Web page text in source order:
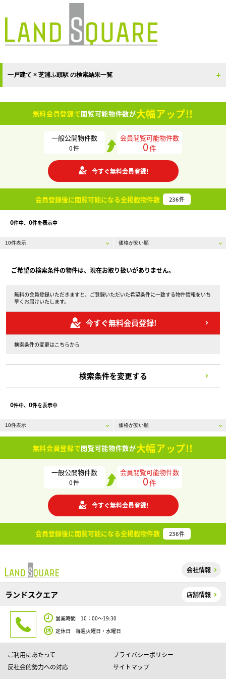
一戸建て × 芝浦ふ頭駅 の検索結果一覧
無料会員登録で閲覧可能物件数が大幅アップ!!
一般公開物件数
0件
会員閲覧可能物件数
0件
今すぐ無料会員登録!
会員登録後に閲覧可能になる全掲載物件数 236件
0件中、 0件を表示中
ご希望の検索条件の物件は、現在お取り扱いがありません。
無料の会員登録いただきますと、ご登録いただいた希望条件に一致する物件情報をいち
早くお届けいたします。
今すぐ無料会員登録!
検索条件の変更はこちらから
検索条件を変更する
0件中、 0件を表示中
無料会員登録で閲覧可能物件数が大幅アップ!!
一般公開物件数
0件
会員閲覧可能物件数
0件
今すぐ無料会員登録!
会員登録後に閲覧可能になる全掲載物件数 236件
会社情報
ランドスクエア 店舗情報
営業時間 10：00～19:30
定休日 毎週火曜日・水曜日
ご利用にあたって
プライバシーポリシー
反社会的勢力への対応
サイトマップ